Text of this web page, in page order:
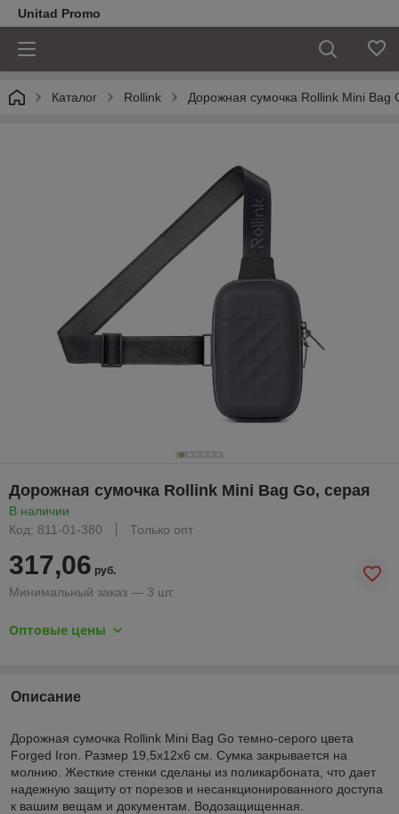
Unitad Promo
Каталог Rollink Дорожная сумочка Rollink Mini Bag
Дорожная сумочка Rollink Mini Bag Go, серая
В наличии
Код: 811-01-380
Только опт
317,06 руб.
Минимальный заказ — 3 шт.
Оптовые цены
Описание
Дорожная сумочка Rollink Mini Bag Go темно-серого цвета
Forged Iron. Размер 19,5x12x6 см. Сумка закрывается на
молнию. Жесткие стенки сделаны из поликарбоната, что дает
надежную защиту от порезов и несанкционированного доступа
к вашим вещам и документам. Водозащищенная.